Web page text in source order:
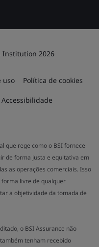
Institution 2026
uso Política de cookies
Accessibilidade
que rege como o BSI fornece
de forma justa e equitativa em
as operações comerciais. Isso
forma livre de qualquer
a objetividade da tomada de
o BSI Assurance não
tenham recebido